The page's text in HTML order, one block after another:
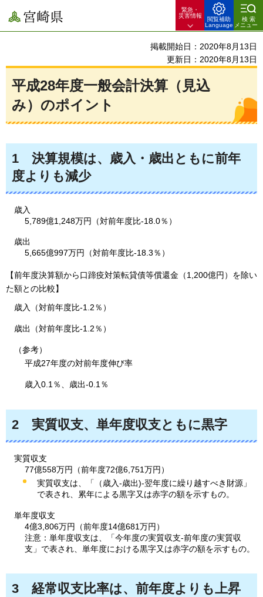
宮崎県
緊急・
災害情報
閲覧補助
Language
検索
メニュー
掲載開始日：2020年8月13日
更新日：2020年8月13日
平成28年度一般会計決算（見込
み）のポイント
1 決算規模は、 歳入・歳出ともに前年
度よりも減少
歳入
5,789億1,248万円（対前年度比-18.0％）
歳出
5,665億997万円（対前年度比-18.3％）
【前年度決算額から口蹄疫対策転貸債等償還金（1,200億円）を除い
た額との比較】
歳入（対前年度比-1.2％）
歳出（対前年度比-1.2％）
（参考）
平成27年度の対前年度伸び率
歳入0.1％、歳出-0.1％
2 実質収支、 単年度収支ともに黒字
実質収支
77億558万円（前年度72億6,751万円）
実質収支は、「（歳入-歳出)-翌年度に繰り越すべき財源」
で表され、累年による黒字又は赤字の額を示すもの。
単年度収支
4億3,806万円（前年度14億681万円）
注意：単年度収支は、「今年度の実質収支-前年度の実質収
支」で表され、単年度における黒字又は赤字の額を示すもの。
3 経常収支比率は、 前年度よりも上昇